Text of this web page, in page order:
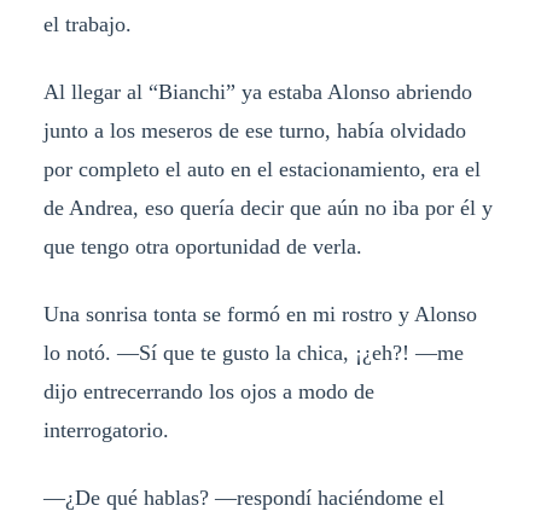
el trabajo.
Al llegar al “Bianchi” ya estaba Alonso abriendo
junto a los meseros de ese turno, había olvidado
por completo el auto en el estacionamiento, era el
de Andrea, eso quería decir que aún no iba por él y
que tengo otra oportunidad de verla.
Una sonrisa tonta se formó en mi rostro y Alonso
lo notó. —Sí que te gusto la chica, ¡¿eh?! —me
dijo entrecerrando los ojos a modo de
interrogatorio.
—¿De qué hablas? —respondí haciéndome el